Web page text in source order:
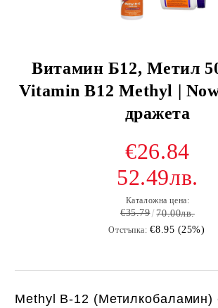
Витамин Б12, Метил
Vitamin B12 Methyl |
дражeта
€26.84
52.49лв.
Каталожна цена:
€35.79 70.00лв.
Отстъпка: €8.95 (25%)
Methyl B-12 (Метилкобаламин)